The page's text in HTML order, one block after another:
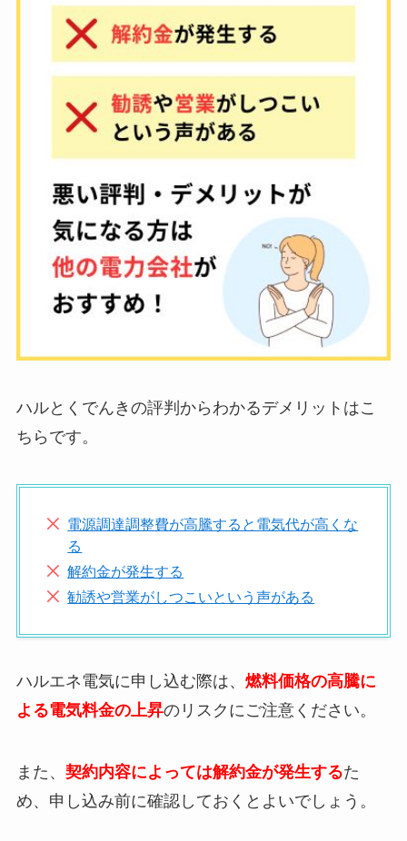
ハルとくでんきの評判からわかるデメリットはこ
ちらです。
電源調達調整費が高騰すると電気代が高くな
る
解約金が発生する
勧誘や営業がしつこいという声がある
ハルエネ電気に申し込む際は、 燃料価格の高騰に
よる電気料金の上昇のリスクにご注意ください。
また、 契約内容によっては解約金が発生するた
め、申し込み前に確認しておくとよいでしょう。